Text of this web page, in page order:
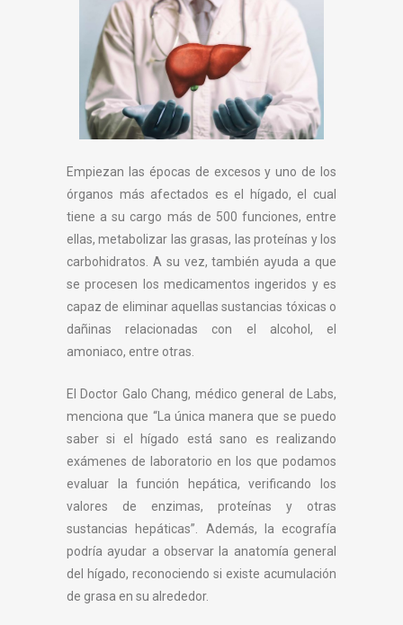
Empiezan las épocas de excesos y uno de los
órganos más afectados es el hígado, el cual
tiene a su cargo más de 500 funciones, entre
ellas, metabolizar las grasas, las proteínas y los
carbohidratos. A su vez, también ayuda a que
se procesen los medicamentos ingeridos y es
capaz de eliminar aquellas sustancias tóxicas o
dañinas relacionadas con el alcohol, el
amoniaco, entre otras.
El Doctor Galo Chang, médico general de Labs,
menciona que “La única manera que se puedo
saber si el hígado está sano es realizando
exámenes de laboratorio en los que podamos
evaluar la función hepática, verificando los
valores de enzimas, proteínas y otras
sustancias hepáticas”. Además, la ecografía
podría ayudar a observar la anatomía general
del hígado, reconociendo si existe acumulación
de grasa en su alrededor.